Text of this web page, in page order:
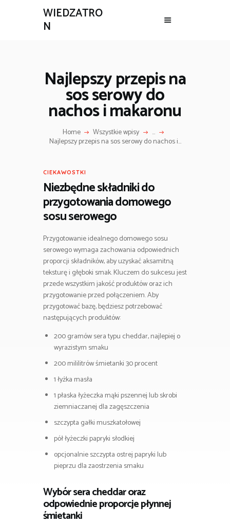
WIEDZATRO
N
Najlepszy przepis na
sos serowy do
nachos i makaronu
Home Wszystkie wpisy ...
Najlepszy przepis na sos serowy do nachos i...
CIEKAWOSTKI
Niezbędne składniki do
przygotowania domowego
sosu serowego
Przygotowanie idealnego domowego sosu
serowego wymaga zachowania odpowiednich
proporcji składników, aby uzyskać aksamitną
teksturę i głęboki smak. Kluczem do sukcesu jest
przede wszystkim jakość produktów oraz ich
przygotowanie przed połączeniem. Aby
przygotować bazę, będziesz potrzebować
następujących produktów:
200 gramów sera typu cheddar, najlepiej o
wyrazistym smaku
200 mililitrów śmietanki 30 procent
1 łyżka masła
1 płaska łyżeczka mąki pszennej lub skrobi
ziemniaczanej dla zagęszczenia
szczypta gałki muszkatołowej
pół łyżeczki papryki słodkiej
opcjonalnie szczypta ostrej papryki lub
pieprzu dla zaostrzenia smaku
Wybór sera cheddar oraz
odpowiednie proporcje płynnej
śmietanki